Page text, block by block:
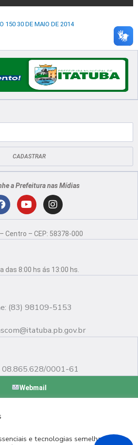
150 30 DE MAIO DE 2014
CADASTRAR
a Prefeitura nas Mídias
F
c
o
o
Y
u
b
e
I
n
s
g
r
Centro – CEP: 58378-000
das 8:00 hs ás 13:00 hs.
(83) 98109-5153
08.865.628/0001-61
Webmail
e tecnologias semelhantes de